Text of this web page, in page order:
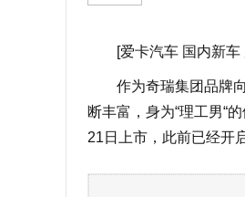
[爱卡汽车 国内新车
作为奇瑞集团品牌向
断丰富，身为“理工男“
21日上市，此前已经开